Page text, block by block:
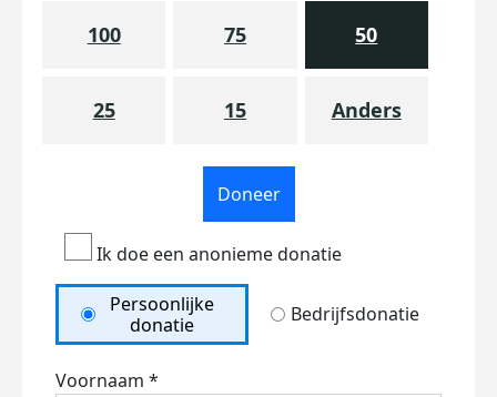
100 75 50
25 15 Anders
Doneer
Ik doe een anonieme donatie
Persoonlijke
donatie
Bedrijfsdonatie
Voornaam *